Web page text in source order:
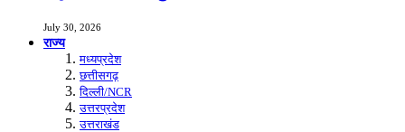
July 30, 2026
राज्य
मध्यप्रदेश
छत्तीसगढ़
दिल्ली/NCR
उत्तरप्रदेश
उत्तराखंड